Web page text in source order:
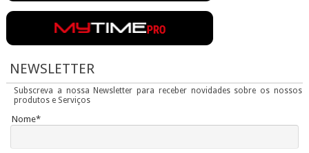
NEWSLETTER
Subscreva a nossa Newsletter para receber novidades sobre os nossos
produtos e Serviços
Nome*